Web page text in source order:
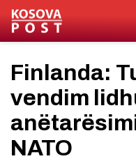
Finlanda:
vendim
NATO